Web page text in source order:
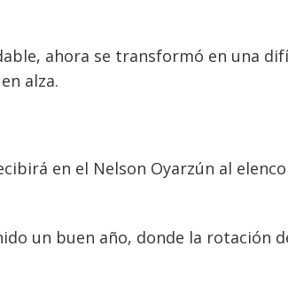
ahora se transformó en una
alza.
en el Nelson Oyarzún al
un buen año, donde la rotación